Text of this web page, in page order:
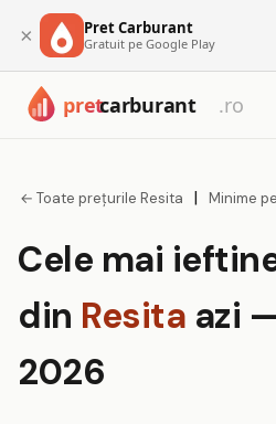
× Pret Carburant
Gratuit pe Google Play
← Toate prețurile Resita | Minime
Cele mai
din Resita azi
2026